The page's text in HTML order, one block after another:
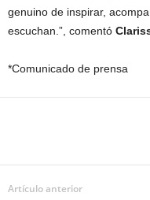
genuino de inspirar,
escuchan.”, comentó
*Comunicado de prensa
Artículo anterior